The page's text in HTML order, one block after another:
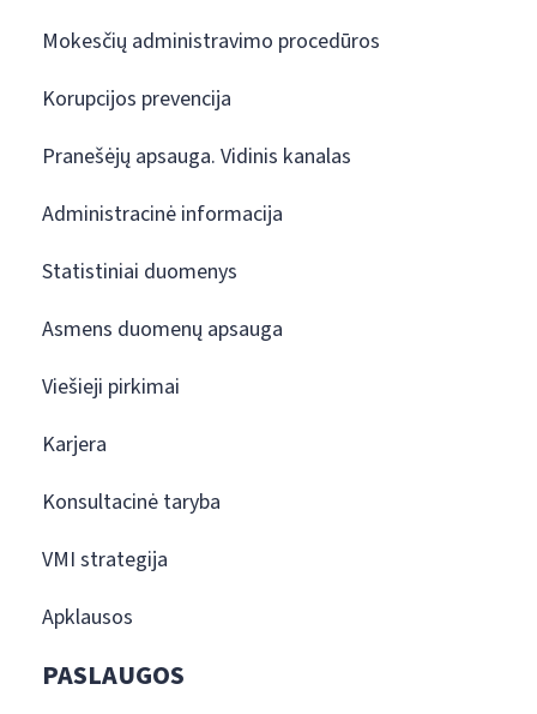
Mokesčių administravimo procedūros
Korupcijos prevencija
Pranešėjų apsauga. Vidinis kanalas
Administracinė informacija
Statistiniai duomenys
Asmens duomenų apsauga
Viešieji pirkimai
Karjera
Konsultacinė taryba
VMI strategija
Apklausos
PASLAUGOS